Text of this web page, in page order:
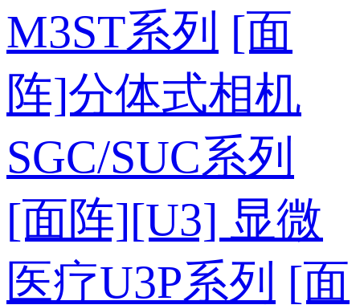
M3ST系列 [面
阵]分体式相机
SGC/SUC系列
[面阵][U3] 显微
医疗U3P系列 [面